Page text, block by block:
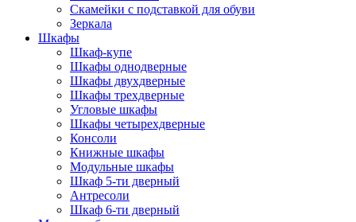
Скамейки с подставкой для обуви
Зеркала
Шкафы
Шкаф-купе
Шкафы однодверные
Шкафы двухдверные
Шкафы трехдверные
Угловые шкафы
Шкафы четырехдверные
Консоли
Книжные шкафы
Модульные шкафы
Шкаф 5-ти дверный
Антресоли
Шкаф 6-ти дверный